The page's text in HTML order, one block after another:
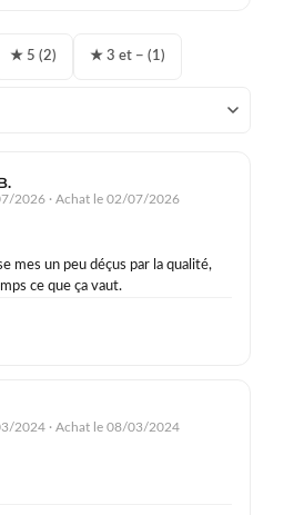
★ 5 (2) ★ 3 et − (1)
2026 · Achat le 02/07/2026
mes un peu déçus par la qualité,
ce que ça vaut.
2024 · Achat le 08/03/2024